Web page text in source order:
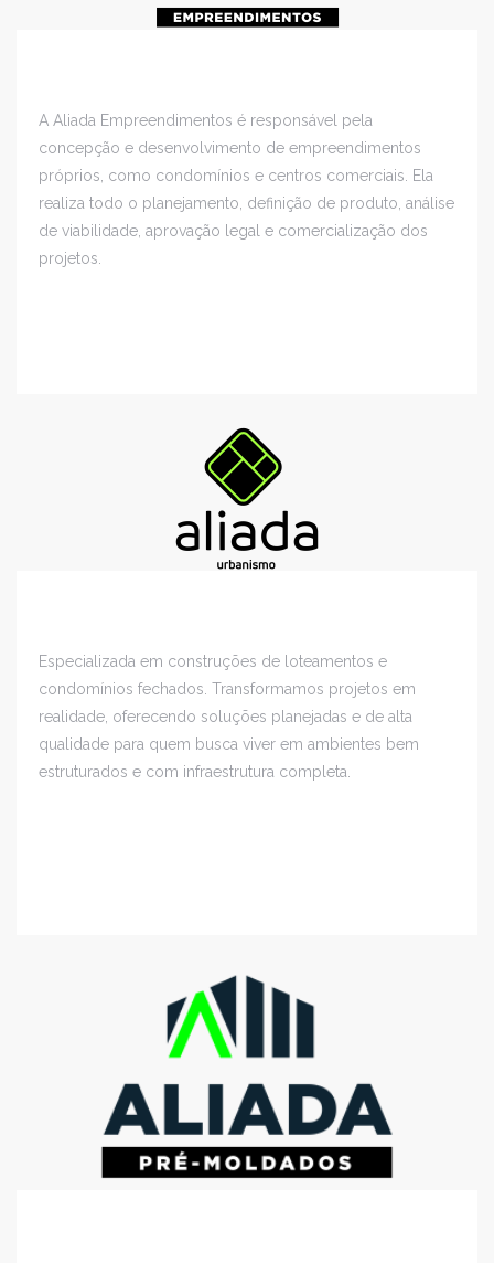
A Aliada Empreendimentos é responsável pela
concepção e desenvolvimento de empreendimentos
próprios, como condomínios e centros comerciais. Ela
realiza todo o planejamento, definição de produto, análise
de viabilidade, aprovação legal e comercialização dos
projetos.
Especializada em construções de loteamentos e
condomínios fechados. Transformamos projetos em
realidade, oferecendo soluções planejadas e de alta
qualidade para quem busca viver em ambientes bem
estruturados e com infraestrutura completa.